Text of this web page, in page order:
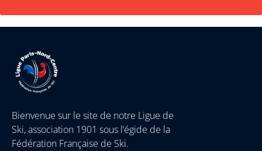
Bienvenue sur le site de notre Ligue de
Ski, association 1901 sous l’égide de la
Fédération Française de Ski.